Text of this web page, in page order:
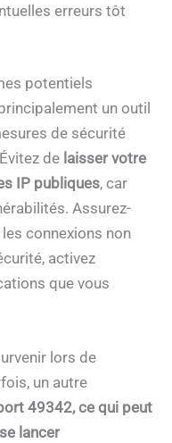
erreurs tôt
potentiels
un outil
de sécurité
de laisser votre
IP publiques, car
Assurez-
connexions non
activez
que vous
lors de
un autre
49342, ce qui peut
lancer